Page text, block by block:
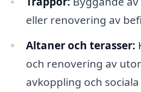
eller renovering av
Altaner och terasser:
och renovering av
avkoppling och